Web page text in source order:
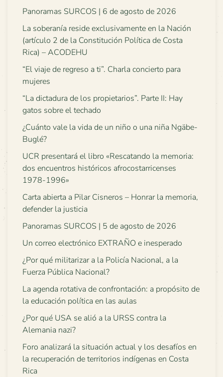
Panoramas SURCOS | 6 de agosto de 2026
La soberanía reside exclusivamente en la Nación
(artículo 2 de la Constitución Política de Costa
Rica) – ACODEHU
“El viaje de regreso a ti”. Charla concierto para
mujeres
“La dictadura de los propietarios”. Parte II: Hay
gatos sobre el techado
¿Cuánto vale la vida de un niño o una niña Ngäbe-
Buglé?
UCR presentará el libro «Rescatando la memoria:
dos encuentros históricos afrocostarricenses
1978-1996»
Carta abierta a Pilar Cisneros – Honrar la memoria,
defender la justicia
Panoramas SURCOS | 5 de agosto de 2026
Un correo electrónico EXTRAÑO e inesperado
¿Por qué militarizar a la Policía Nacional, a la
Fuerza Pública Nacional?
La agenda rotativa de confrontación: a propósito de
la educación política en las aulas
¿Por qué USA se alió a la URSS contra la
Alemania nazi?
Foro analizará la situación actual y los desafíos en
la recuperación de territorios indígenas en Costa
Rica